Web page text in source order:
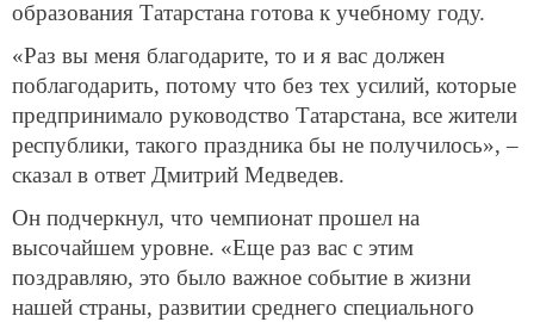
образования Татарстана готова к учебному году.
«Раз вы меня благодарите, то и я вас должен
поблагодарить, потому что без тех усилий, которые
предпринимало руководство Татарстана, все жители
республики, такого праздника бы не получилось», –
сказал в ответ Дмитрий Медведев.
Он подчеркнул, что чемпионат прошел на
высочайшем уровне. «Еще раз вас с этим
поздравляю, это было важное событие в жизни
нашей страны, развитии среднего специального